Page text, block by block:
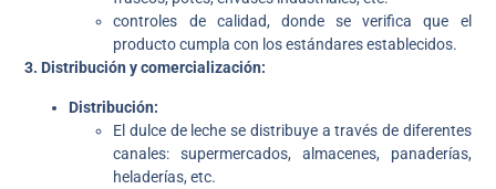
controles de calidad, donde se verifica que el
producto cumpla con los estándares establecidos.
3. Distribución y comercialización:
Distribución:
El dulce de leche se distribuye a través de diferentes
canales: supermercados, almacenes, panaderías,
heladerías, etc.